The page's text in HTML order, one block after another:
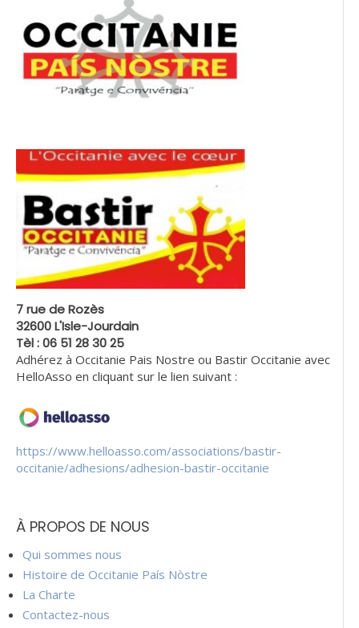
7 rue de Rozès
32600 L'Isle-Jourdain
Tèl : 06 51 28 30 25
Adhérez à Occitanie Pais Nostre ou Bastir Occitanie avec
HelloAsso en cliquant sur le lien suivant :
https://www.helloasso.com/associations/bastir-
occitanie/adhesions/adhesion-bastir-occitanie
À PROPOS DE NOUS
Qui sommes nous
Histoire de Occitanie País Nòstre
La Charte
Contactez-nous